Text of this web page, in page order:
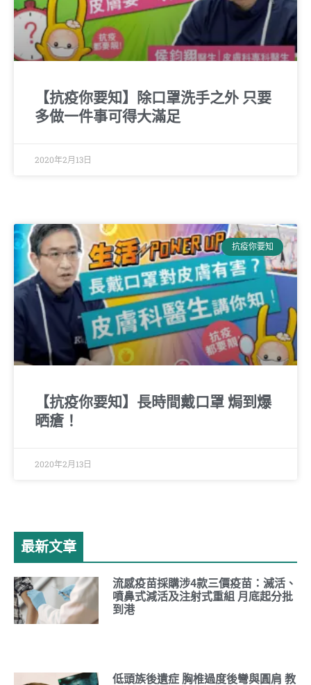
【抗疫你要知】除口罩洗手之外 只要
多做一件事可得大滿足
2020年2月13日
抗疫你要知
【抗疫你要知】長時間戴口罩 焗到爆
晒瘡！
2020年2月13日
最新文章
流感疫苗採購涉4款三價疫苗：滅活、
噴鼻式減活及注射式重組 月底起分批
到港
低頭族後遺症 胸椎過度後彎與圓肩 教